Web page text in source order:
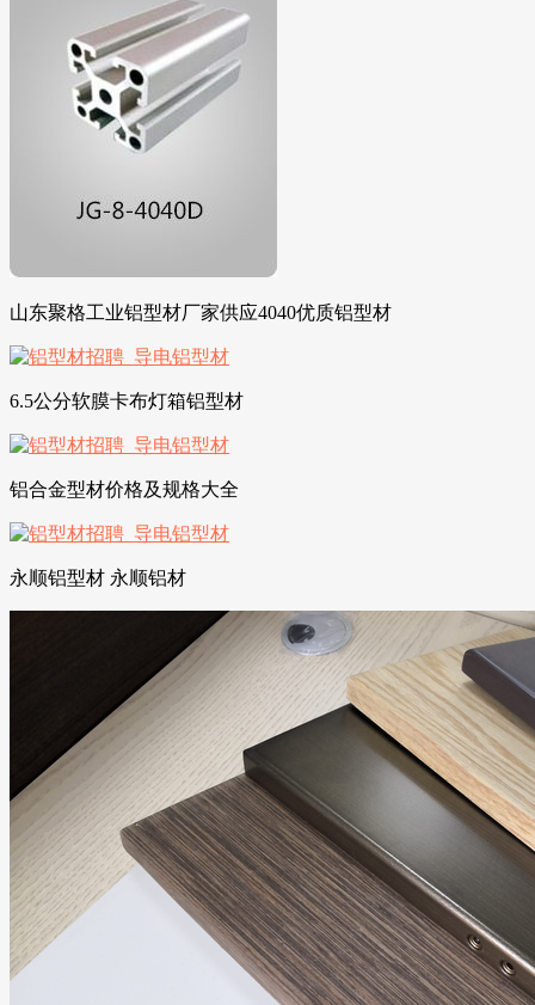
山东聚格工业铝型材厂家供应4040优质铝型材
6.5公分软膜卡布灯箱铝型材
铝合金型材价格及规格大全
永顺铝型材 永顺铝材